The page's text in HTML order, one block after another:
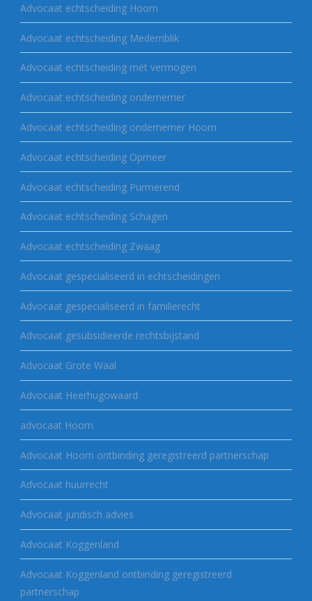
Advocaat echtscheiding Hoorn
Advocaat echtscheiding Medemblik
Advocaat echtscheiding mét vermogen
Advocaat echtscheiding ondernemer
Advocaat echtscheiding ondernemer Hoorn
Advocaat echtscheiding Opmeer
Advocaat echtscheiding Purmerend
Advocaat echtscheiding Schagen
Advocaat echtscheiding Zwaag
Advocaat gespecialiseerd in echtscheidingen
Advocaat gespecialiseerd in familierecht
Advocaat gesubsidieerde rechtsbijstand
Advocaat Grote Waal
Advocaat Heerhugowaard
advocaat Hoorn
Advocaat Hoorn ontbinding geregistreerd partnerschap
Advocaat huurrecht
Advocaat juridisch advies
Advocaat Koggenland
Advocaat Koggenland ontbinding geregistreerd
partnerschap